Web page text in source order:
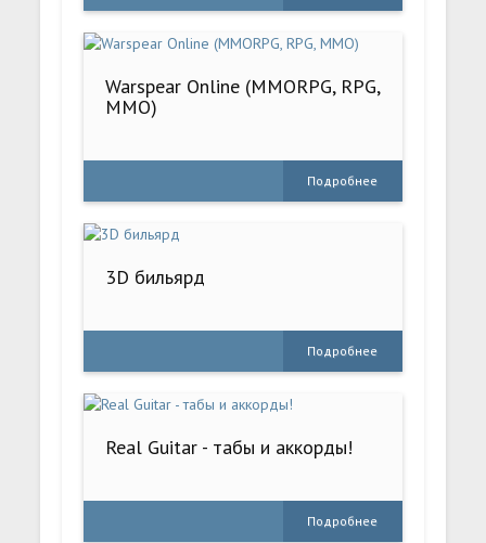
Warspear Online (MMORPG, RPG,
MMO)
Подробнее
3D бильярд
Подробнее
Real Guitar - табы и аккорды!
Подробнее